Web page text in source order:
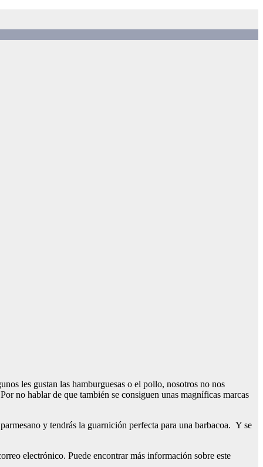
les gustan las hamburguesas o el pollo, nosotros no nos
no hablar de que también se consiguen unas magníficas marcas
y tendrás la guarnición perfecta para una barbacoa. Y se
electrónico. Puede encontrar más información sobre este